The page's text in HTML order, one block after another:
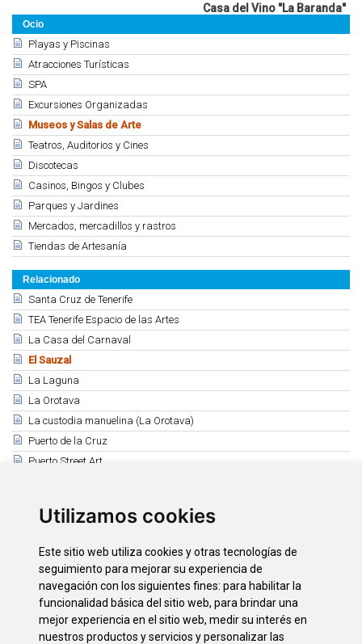
Utilizamos cookies
Este sitio web utiliza cookies y otras tecnologías de
seguimiento para mejorar su experiencia de
navegación con los siguientes fines: para habilitar la
funcionalidad básica del sitio web, para brindar una
mejor experiencia en el sitio web, medir su interés en
nuestros productos y servicios y personalizar las
Ocio
Playas y Piscinas
Atracciones Turísticas
SPA
Excursiones Organizadas
Museos y Salas de Arte
Teatros, Auditorios y Cines
Discotecas
Casinos, Bingos y Clubes
Parques y Jardines
Mercados, mercadillos y rastros
Tiendas de Artesanía
Relacionado
Santa Cruz de Tenerife
TEA Tenerife Espacio de las Artes
La Casa del Carnaval
El Sauzal
La Laguna
La Orotava
La custodia manuelina (La Orotava)
Puerto de la Cruz
Puerto Street Art
Adeje
Museo Alfarero de Candelaria "Casa las Miquelas"
Guía de Isora y Santiago del Teide
San Miguel de Abona
El Ecomuseo de El Tanque
Casa del Vino "La Baranda"